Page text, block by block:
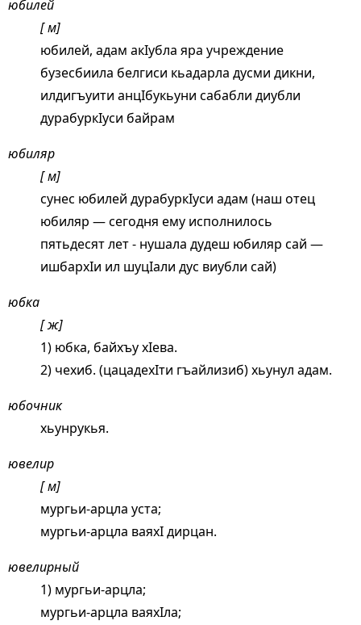
юбилей
[ м]
юбилей, адам акIубла яра учреждение
бузесбиила белгиси кьадарла дусми дикни,
илдигъуити анцIбукьуни сабабли диубли
дурабуркIуси байрам
юбиляр
[ м]
сунес юбилей дурабуркIуси адам (наш отец
юбиляр — сегодня ему исполнилось
пятьдесят лет - нушала дудеш юбиляр сай —
ишбархIи ил шуцIали дус виубли сай)
юбка
[ ж]
1) юбка, байхъу хIева.
2) чехиб. (цацадехIти гъайлизиб) хьунул адам.
юбочник
хьунрукья.
ювелир
[ м]
мургьи-арцла уста;
мургьи-арцла ваяхI дирцан.
ювелирный
1) мургьи-арцла;
мургьи-арцла ваяхIла;